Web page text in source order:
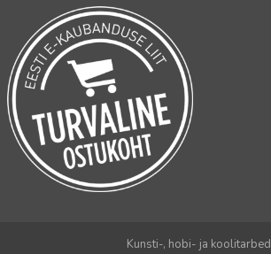
Kunsti-, hobi- ja koolitarbed